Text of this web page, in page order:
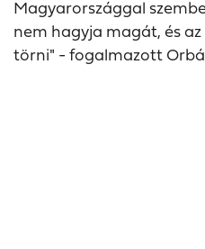
Magyarországgal
nem hagyja magát, és
törni" - fogalmazott